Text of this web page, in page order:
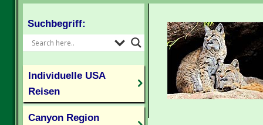
Suchbegriff:
Individuelle USA
Reisen
Canyon Region